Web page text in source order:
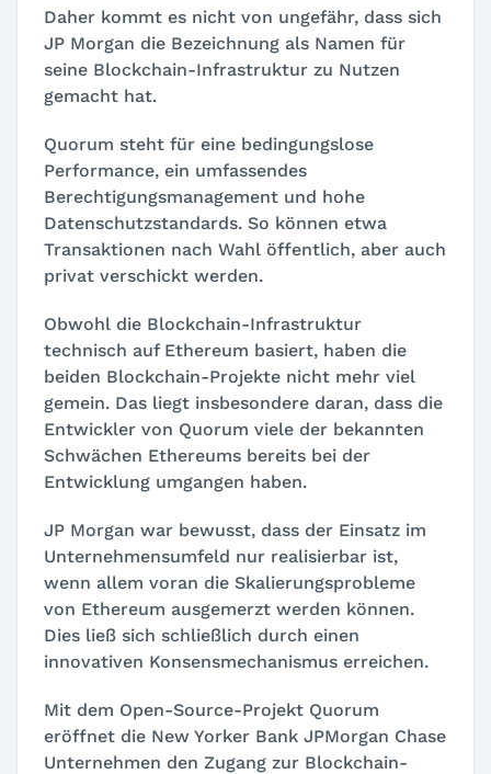
Daher kommt es nicht von ungefähr, dass sich
JP Morgan die Bezeichnung als Namen für
seine Blockchain-Infrastruktur zu Nutzen
gemacht hat.
Quorum steht für eine bedingungslose
Performance, ein umfassendes
Berechtigungsmanagement und hohe
Datenschutzstandards. So können etwa
Transaktionen nach Wahl öffentlich, aber auch
privat verschickt werden.
Obwohl die Blockchain-Infrastruktur
technisch auf Ethereum basiert, haben die
beiden Blockchain-Projekte nicht mehr viel
gemein. Das liegt insbesondere daran, dass die
Entwickler von Quorum viele der bekannten
Schwächen Ethereums bereits bei der
Entwicklung umgangen haben.
JP Morgan war bewusst, dass der Einsatz im
Unternehmensumfeld nur realisierbar ist,
wenn allem voran die Skalierungsprobleme
von Ethereum ausgemerzt werden können.
Dies ließ sich schließlich durch einen
innovativen Konsensmechanismus erreichen.
Mit dem Open-Source-Projekt Quorum
eröffnet die New Yorker Bank JPMorgan Chase
Unternehmen den Zugang zur Blockchain-